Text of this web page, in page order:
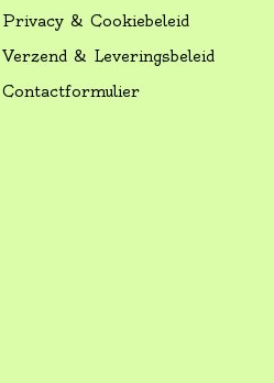
Privacy & Cookiebeleid
Verzend & Leveringsbeleid
Contactformulier